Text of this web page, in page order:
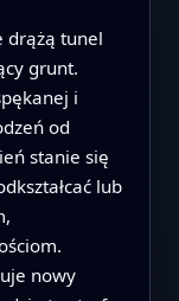
drążą tunel
grunt.
i
od
stanie się
lub
nowy